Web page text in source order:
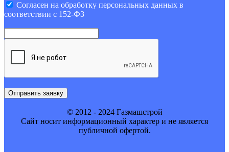
Cогласен на обработку персональных данных в
соответствии с 152-ФЗ
Отправить заявку
© 2012 - 2024 Газмашстрой
Cайт носит информационный характер и не является
публичной офертой.